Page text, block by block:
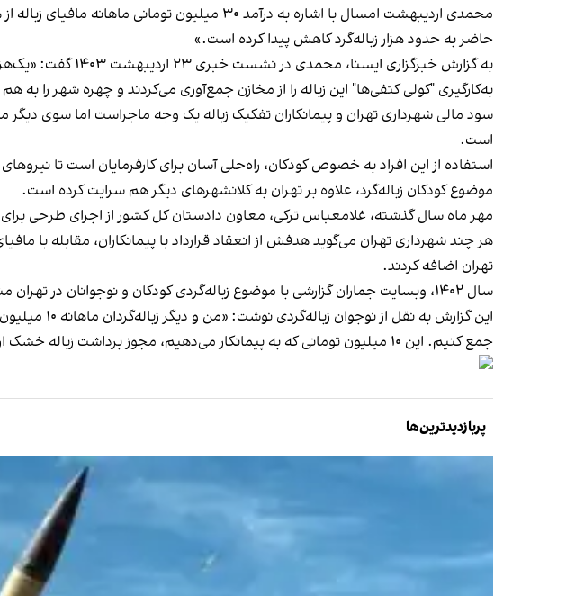
محمدی اردیبهشت امسال با اشاره به درآمد ۳۰
حاضر به حدود هزار زباله‌گرد کاهش پیدا کرده است.»
به‌کارگیری "کولی کتفی‌ها" این زباله را از مخازن جمع‌آوری می‌کردند و چهره شهر را به
سود مالی شهرداری تهران و پیمانکاران تفکیک زباله یک وجه ماجراست اما سوی دیگر
است.
استفاده از این افراد به خصوص کودکان، راه‌حلی آسان برای کارفرمایان است تا
موضوع کودکان زباله‌گرد، علاوه بر تهران به کلانشهرهای دیگر هم سرایت کرده است.
مهر ماه سال گذشته، غلامعباس ترکی، معاون دادستان کل کشور از اجرای طرحی برای
هر چند شهرداری تهران می‌گوید هدفش از انعقاد قرارداد با پیمانکاران، مقابله با
تهران اضافه کردند.
سال ۱۴۰۲، وبسایت جماران گزارشی با موضوع زباله‌گردی کودکان و نوجوانان در تهران منتشر کرد.
این گزارش
جمع کنیم. این ۱۰ میلیون تومانی که به پیمانکار می‌دهیم، مجوز برداشت زباله خشک از سطل‌های زباله منطقه است.»
پربازدیدترین‌ها